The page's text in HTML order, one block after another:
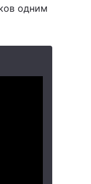
одним